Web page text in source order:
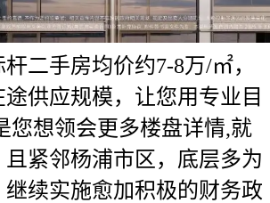
二手房均价约7-8万/㎡，
供应规模，让您用专业目
您想领会更多楼盘详情,就
紧邻杨浦市区，底层多为
续实施愈加积极的财务政